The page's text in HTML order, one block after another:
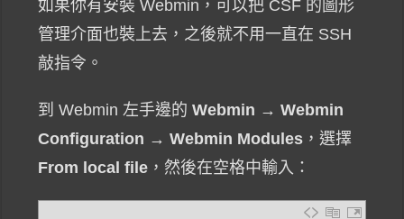
如果你有安裝 Webmin，可以把 CSF 的圖形
管理介面也裝上去，之後就不用一直在 SSH
敲指令。
到 Webmin 左手邊的Webmin → Webmin
Configuration → Webmin Modules ，選擇
From local file ，然後在空格中輸入：